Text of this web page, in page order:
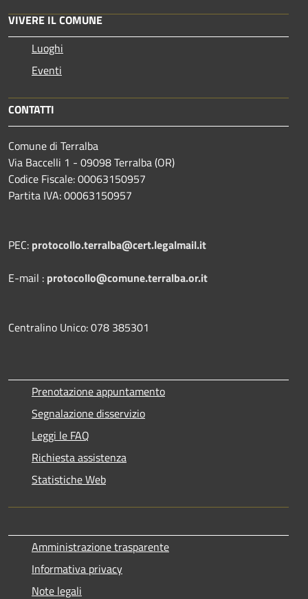
VIVERE IL COMUNE
Luoghi
Eventi
CONTATTI
Comune di Terralba
Via Baccelli 1 - 09098 Terralba (OR)
Codice Fiscale: 00063150957
Partita IVA: 00063150957
PEC: protocollo.terralba@cert.legalmail.it
E-mail : protocollo@comune.terralba.or.it
Centralino Unico: 078 385301
Prenotazione appuntamento
Segnalazione disservizio
Leggi le FAQ
Richiesta assistenza
Statistiche Web
Amministrazione trasparente
Informativa privacy
Note legali